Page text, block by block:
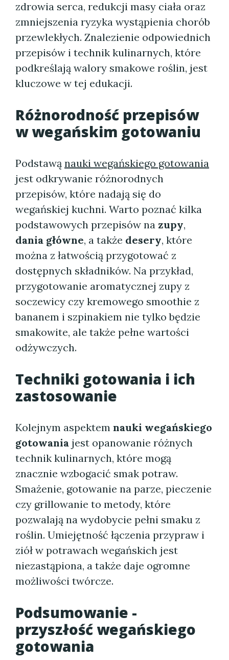
zdrowia serca, redukcji masy ciała oraz
zmniejszenia ryzyka wystąpienia chorób
przewlekłych. Znalezienie odpowiednich
przepisów i technik kulinarnych, które
podkreślają walory smakowe roślin, jest
kluczowe w tej edukacji.
Różnorodność przepisów
w wegańskim gotowaniu
Podstawą nauki wegańskiego gotowania
jest odkrywanie różnorodnych
przepisów, które nadają się do
wegańskiej kuchni. Warto poznać kilka
podstawowych przepisów na zupy,
dania główne, a także desery, które
można z łatwością przygotować z
dostępnych składników. Na przykład,
przygotowanie aromatycznej zupy z
soczewicy czy kremowego smoothie z
bananem i szpinakiem nie tylko będzie
smakowite, ale także pełne wartości
odżywczych.
Techniki gotowania i ich
zastosowanie
Kolejnym aspektem nauki wegańskiego
gotowania jest opanowanie różnych
technik kulinarnych, które mogą
znacznie wzbogacić smak potraw.
Smażenie, gotowanie na parze, pieczenie
czy grillowanie to metody, które
pozwalają na wydobycie pełni smaku z
roślin. Umiejętność łączenia przypraw i
ziół w potrawach wegańskich jest
niezastąpiona, a także daje ogromne
możliwości twórcze.
Podsumowanie -
przyszłość wegańskiego
gotowania